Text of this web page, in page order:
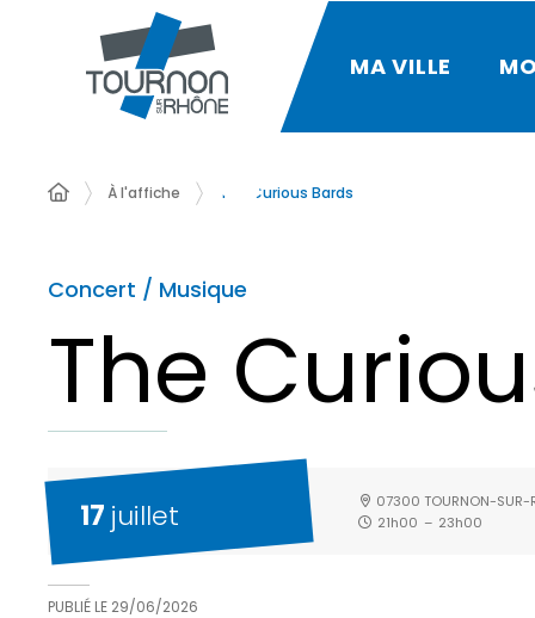
MA VILLE
À l'affiche The Curious Bards
Concert / Musique
The
17 juillet
07300 TOURNON-SUR-
21h00 – 23h00
PUBLIÉ LE 29/06/2026